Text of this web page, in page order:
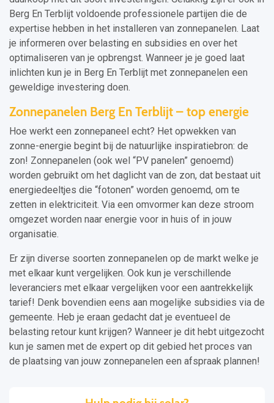
Berg En Terblijt voldoende professionele partijen die de
expertise hebben in het installeren van zonnepanelen. Laat
je informeren over belasting en subsidies en over het
optimaliseren van je opbrengst. Wanneer je je goed laat
inlichten kun je in Berg En Terblijt met zonnepanelen een
geweldige investering doen.
Zonnepanelen Berg En Terblijt – top energie
Hoe werkt een zonnepaneel echt? Het opwekken van
zonne-energie begint bij de natuurlijke inspiratiebron: de
zon! Zonnepanelen (ook wel “PV panelen” genoemd)
worden gebruikt om het daglicht van de zon, dat bestaat uit
energiedeeltjes die “fotonen” worden genoemd, om te
zetten in elektriciteit. Via een omvormer kan deze stroom
omgezet worden naar energie voor in huis of in jouw
organisatie.
Er zijn diverse soorten zonnepanelen op de markt welke je
met elkaar kunt vergelijken. Ook kun je verschillende
leveranciers met elkaar vergelijken voor een aantrekkelijk
tarief! Denk bovendien eens aan mogelijke subsidies via de
gemeente. Heb je eraan gedacht dat je eventueel de
belasting retour kunt krijgen? Wanneer je dit hebt uitgezocht
kun je samen met de expert op dit gebied het proces van
de plaatsing van jouw zonnepanelen een afspraak plannen!